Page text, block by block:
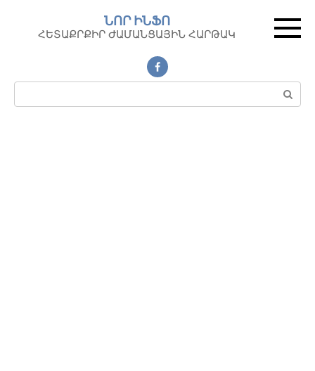
контенту
ՆՈՐ ԻՆՖՈ
ՀԵՏԱՔՐՔԻՐ ԺԱՄԱՆՑԱՅԻՆ ՀԱՐԹԱԿ
Поиск: